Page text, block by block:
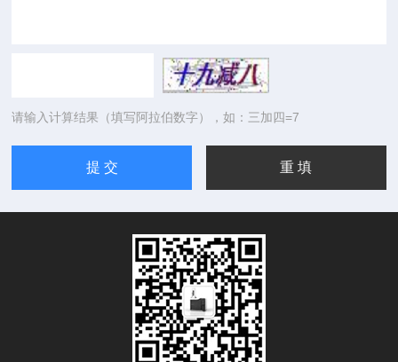
请输入计算结果（填写阿拉伯数字），如：三加四=7